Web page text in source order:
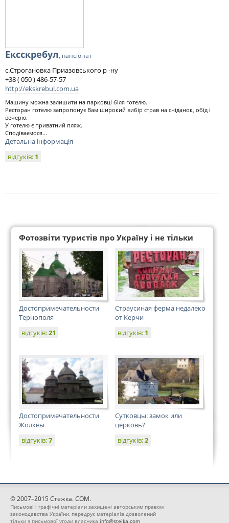
Ексскребул, пансіонат
c.Строгановка Приазовського р -ну
+38 ( 050 ) 486-57-57
http://ekskrebul.com.ua
Машину можна залишити на парковці біля готелю.
Ресторан готелю запропонує Вам широкий вибір страв на сніданок, обід і
вечерю.
У готелю є приватний пляж.
Сподіваємося...
Детальна інформація
відгуків: 1
Фотозвіти туристів про Україну і не тільки
Достопримечательности
Тернополя
відгуків:21
Страусиная ферма недалеко
от Керчи
відгуків: 1
Достопримечательности
Жолквы
відгуків:7
Сутковцы: замок или
церковь?
відгуків:2
© 2007–2015 Стежка. COM.
Письмові і графічні матеріали захищені авторським правом
законодавства України, передрук матеріалів дозволений
тільки з письмової угоди власника info@stejka.com